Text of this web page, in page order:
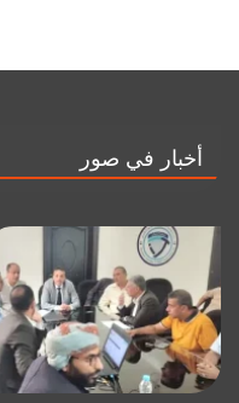
أخبار في صور